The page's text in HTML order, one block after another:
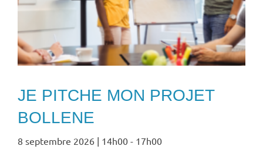
JE PITCHE MON PROJET
BOLLENE
8 septembre 2026 | 14h00 - 17h00